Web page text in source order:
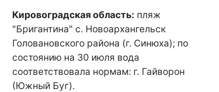
Кировоградская область: пляж
"Бригантина" с. Новоархангельск
Головановского района (г. Синюха); по
состоянию на 30 июля вода
соответствовала нормам: г. Гайворон
(Южный Буг).